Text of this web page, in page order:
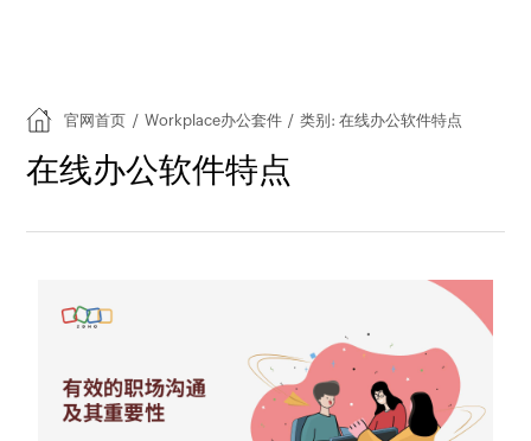
官网首页 / Workplace办公套件 / 类别: 在线办公软件特点
在线办公软件特点